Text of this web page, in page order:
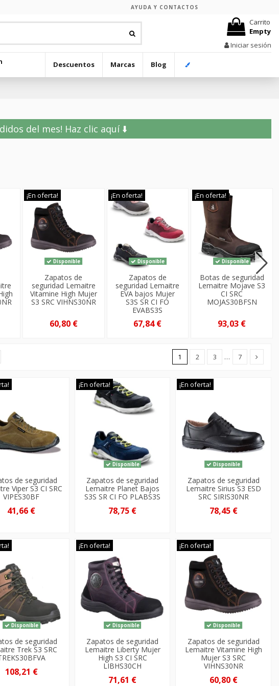
AYUDA Y CONTACTOS
Carrito
Empty
Iniciar sesión
Descuentos Marcas Blog
del mes! Haz clic aquí ⬇️
¡En oferta!
Disponible
Zapatos de
seguridad Lemaitre
Vitamine High Mujer
S3 SRC VIHNS30NR
60,80 €
¡En oferta!
Disponible
Zapatos de
seguridad Lemaitre
EVA bajos Mujer
S3S SR CI FO
EVABS3S
67,84 €
¡En oferta!
Disponible
Botas de seguridad
Lemaitre Mojave S3
CI SRC
MOJAS30BFSN
93,03 €
1 2 3 … 7
de seguridad
Viper S3 CI SRC
VIPES30BF
41,66 €
¡En oferta!
Disponible
Zapatos de seguridad
Lemaitre Planet Bajos
S3S SR CI FO PLABS3S
78,75 €
¡En oferta!
Disponible
Zapatos de seguridad
Lemaitre Sirius S3 ESD
SRC SIRIS30NR
78,45 €
Disponible
de seguridad
Trek S3 SRC
108,21 €
¡En oferta!
Disponible
Zapatos de seguridad
Lemaitre Liberty Mujer
High S3 CI SRC
LIBHS30CH
71,61 €
¡En oferta!
Disponible
Zapatos de seguridad
Lemaitre Vitamine High
Mujer S3 SRC
VIHNS30NR
60,80 €